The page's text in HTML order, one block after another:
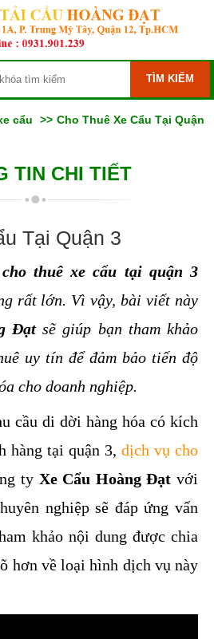
TÌM KIẾM
cẩu
Cho Thuê Xe Cẩu Tại Quận
TIN CHI TIẾT
Tại Quận 3
cho thuê xe cẩu tại quận 3
rất lớn. Vì vậy, bài viết này
Đạt sẽ giúp bạn tham khảo
uy tín để đảm bảo tiến độ
cho doanh nghiệp.
cầu di dời hàng hóa có kích
hàng tại quận 3, dịch vụ cho
ty Xe Cẩu Hoàng Đạt với
nghiệp sẽ đáp ứng vấn
khảo nội dung được chia
hơn về loại hình dịch vụ này